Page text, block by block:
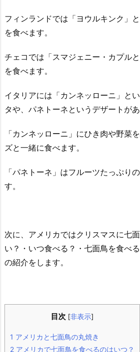
フィンランドでは「ヨウルキンク」
を食べます。
チェコでは「スマジェニー・カプル
を食べます。
イタリアには「カンネッローニ」と
タや、パネトーネというデザートがあ
「カンネッローニ」にひき肉や野菜
ズと一緒に食べます。
「パネトーネ」はフルーツたっぷり
す。
次に、アメリカではクリスマスに七
い？・いつ食べる？・七面鳥を食べ
の紹介をします。
目次 [非表示]
1 アメリカと七面鳥の丸焼き
2 アメリカで七面鳥を食べるのはいつ？